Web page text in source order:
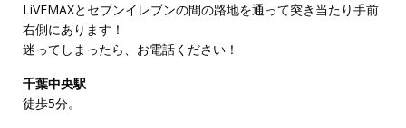
LiVEMAXとセブンイレブンの間の路地を通って突き当たり手前
右側にあります！
迷ってしまったら、お電話ください！
千葉中央駅
徒歩5分。